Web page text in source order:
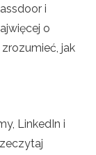
i
o
jak
LinkedIn i